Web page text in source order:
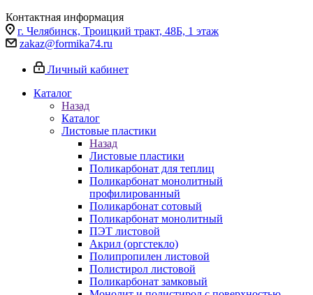
Контактная информация
г. Челябинск, Троицкий тракт, 48Б, 1 этаж
zakaz@formika74.ru
Личный кабинет
Каталог
Назад
Каталог
Листовые пластики
Назад
Листовые пластики
Поликарбонат для теплиц
Поликарбонат монолитный
профилированный
Поликарбонат сотовый
Поликарбонат монолитный
ПЭТ листовой
Акрил (оргстекло)
Полипропилен листовой
Полистирол листовой
Поликарбонат замковый